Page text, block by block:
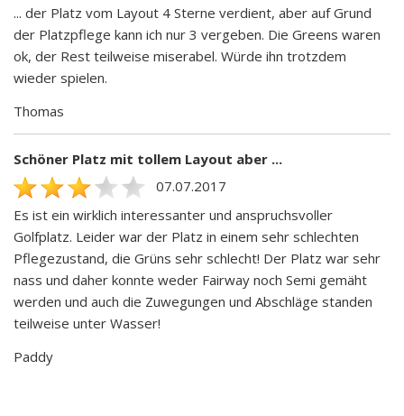
... der Platz vom Layout 4 Sterne verdient, aber auf Grund
der Platzpflege kann ich nur 3 vergeben. Die Greens waren
ok, der Rest teilweise miserabel. Würde ihn trotzdem
wieder spielen.
Thomas
Schöner Platz mit tollem Layout aber ...
07.07.2017
Es ist ein wirklich interessanter und anspruchsvoller
Golfplatz. Leider war der Platz in einem sehr schlechten
Pflegezustand, die Grüns sehr schlecht! Der Platz war sehr
nass und daher konnte weder Fairway noch Semi gemäht
werden und auch die Zuwegungen und Abschläge standen
teilweise unter Wasser!
Paddy